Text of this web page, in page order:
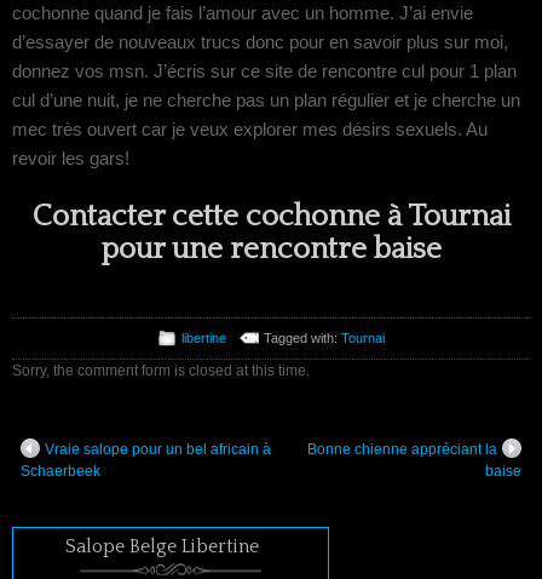
cochonne quand je fais l’amour avec un homme. J’ai envie
d’essayer de nouveaux trucs donc pour en savoir plus sur moi,
donnez vos msn. J’écris sur ce site de rencontre cul pour 1 plan
cul d’une nuit, je ne cherche pas un plan régulier et je cherche un
mec très ouvert car je veux explorer mes désirs sexuels. Au
revoir les gars!
Contacter cette cochonne à Tournai
pour une rencontre baise
libertine Tagged with: Tournai
Sorry, the comment form is closed at this time.
Vraie salope pour un bel africain à
Schaerbeek
Bonne chienne appréciant la
baise
Salope Belge Libertine